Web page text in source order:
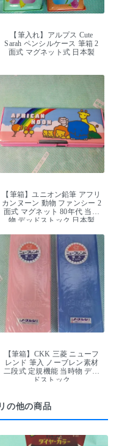
【筆入れ】アルプス Cute
Sarah ペンシルケース 筆箱 2
面式 マグネット式 日本製
【筆箱】ユニオン鉛筆 アフリ
カンヌーン 動物 ファンシー 2
面式 マグネット 80年代 当時
物 デッドストック 日本製
【筆箱】CKK 三菱 ニューフ
レンド 筆入 ノーブレン素材
二段式 定規機能 当時物 デッ
ドストック
の他の商品